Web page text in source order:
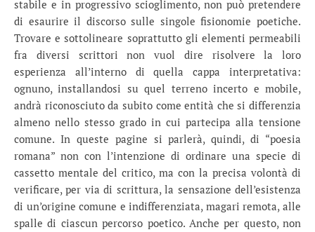
stabile e in progressivo scioglimento, non può pretendere
di esaurire il discorso sulle singole fisionomie poetiche.
Trovare e sottolineare soprattutto gli elementi permeabili
fra diversi scrittori non vuol dire risolvere la loro
esperienza all’interno di quella cappa interpretativa:
ognuno, installandosi su quel terreno incerto e mobile,
andrà riconosciuto da subito come entità che si differenzia
almeno nello stesso grado in cui partecipa alla tensione
comune. In queste pagine si parlerà, quindi, di “poesia
romana” non con l’intenzione di ordinare una specie di
cassetto mentale del critico, ma con la precisa volontà di
verificare, per via di scrittura, la sensazione dell’esistenza
di un’origine comune e indifferenziata, magari remota, alle
spalle di ciascun percorso poetico. Anche per questo, non